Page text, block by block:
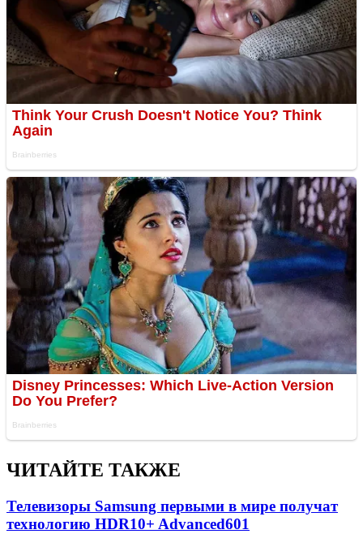
ЧИТАЙТЕ ТАКЖЕ
Телевизоры Samsung первыми в мире получат
технологию HDR10+ Advanced601